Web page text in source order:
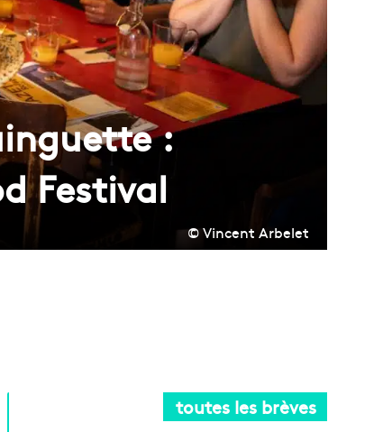
:
Festival
© Vincent Arbelet
toutes les brèves